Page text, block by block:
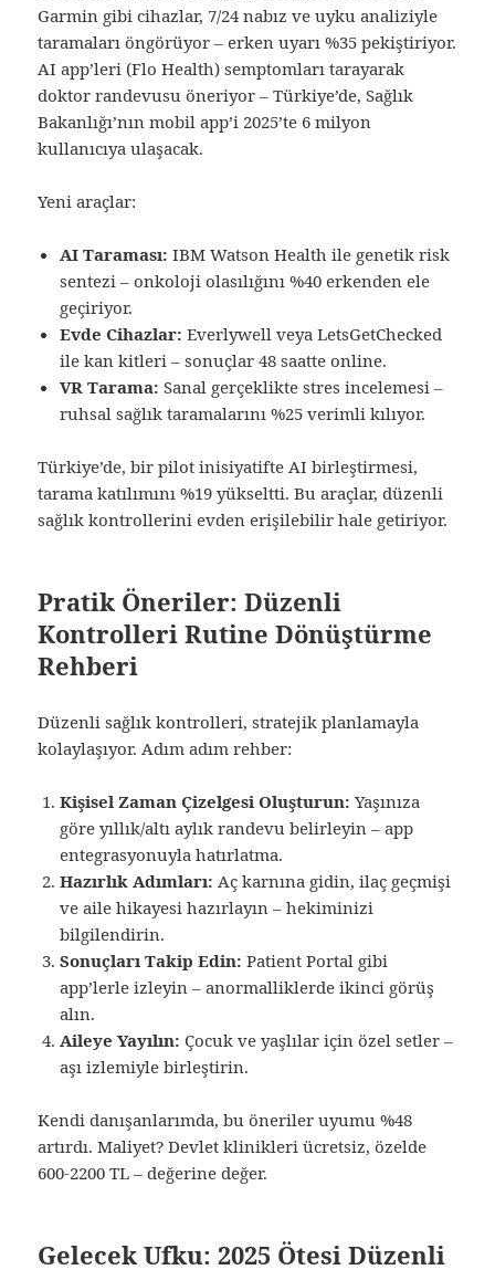
Garmin gibi cihazlar, 7/24 nabız ve uyku analiziyle
taramaları öngörüyor – erken uyarı %35 pekiştiriyor.
AI app’leri (Flo Health) semptomları tarayarak
doktor randevusu öneriyor – Türkiye’de, Sağlık
Bakanlığı’nın mobil app’i 2025’te 6 milyon
kullanıcıya ulaşacak.
Yeni araçlar:
AI Taraması: IBM Watson Health ile genetik risk
sentezi – onkoloji olasılığını %40 erkenden ele
geçiriyor.
Evde Cihazlar: Everlywell veya LetsGetChecked
ile kan kitleri – sonuçlar 48 saatte online.
VR Tarama: Sanal gerçeklikte stres incelemesi –
ruhsal sağlık taramalarını %25 verimli kılıyor.
Türkiye’de, bir pilot inisiyatifte AI birleştirmesi,
tarama katılımını %19 yükseltti. Bu araçlar, düzenli
sağlık kontrollerini evden erişilebilir hale getiriyor.
Pratik Öneriler: Düzenli
Kontrolleri Rutine Dönüştürme
Rehberi
Düzenli sağlık kontrolleri, stratejik planlamayla
kolaylaşıyor. Adım adım rehber:
Kişisel Zaman Çizelgesi Oluşturun: Yaşınıza
göre yıllık/altı aylık randevu belirleyin – app
entegrasyonuyla hatırlatma.
Hazırlık Adımları: Aç karnına gidin, ilaç geçmişi
ve aile hikayesi hazırlayın – hekiminizi
bilgilendirin.
Sonuçları Takip Edin: Patient Portal gibi
app’lerle izleyin – anormalliklerde ikinci görüş
alın.
Aileye Yayılın: Çocuk ve yaşlılar için özel setler –
aşı izlemiyle birleştirin.
Kendi danışanlarımda, bu öneriler uyumu %48
artırdı. Maliyet? Devlet klinikleri ücretsiz, özelde
600-2200 TL – değerine değer.
Gelecek Ufku: 2025 Ötesi Düzenli